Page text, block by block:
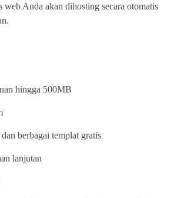
web Anda akan dihosting secara otomatis
hingga 500MB
berbagai templat gratis
lanjutan